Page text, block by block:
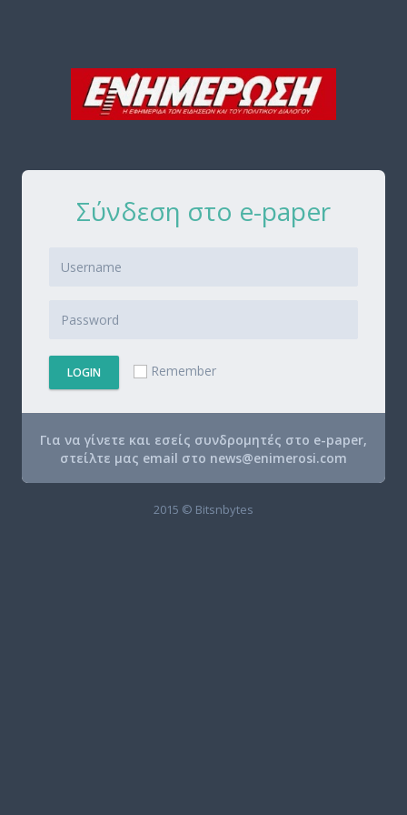
Σύνδεση στο e-paper
LOGIN Remember
Για να γίνετε και εσείς συνδρομητές στο e-paper,
στείλτε μας email στο news@enimerosi.com
2015 © Bitsnbytes